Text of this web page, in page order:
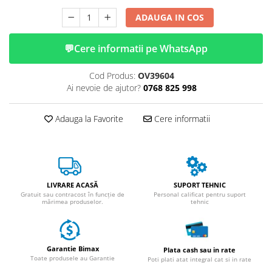
Huse
Toate accesoriile la Triciclete
Masina Electrica RDB
Masina Electrica Arora
Masina Electrica 25 km/h
Scutere Electrice
⬇ TIPURI
ADAUGA IN COS
💬Cere informatii pe WhatsApp
Cod Produs: OV39604
Ai nevoie de ajutor? 0768 825 998
Adauga la Favorite Cere informatii
LIVRARE ACASĂ
Gratuit sau contracost în funcție de
mărimea produselor.
SUPORT TEHNIC
Personal calificat pentru suport
tehnic
Garantie Bimax
Toate produsele au Garantie
Plata cash sau in rate
Poti plati atat integral cat si in rate